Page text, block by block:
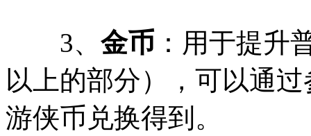
3、 金币 ：用于提升
以上的部分），可以通
游侠币兑换得到。